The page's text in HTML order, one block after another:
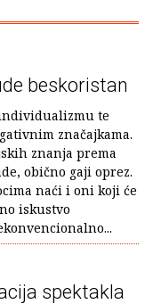
beskoristan
te
značajkama.
znanja prema
obično gaji oprez.
naći i oni koji će
iskustvo
spektakla